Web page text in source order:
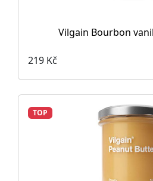
Vilgain Bourbon
219 Kč
TOP